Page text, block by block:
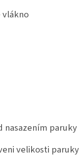
nasazením paruky
velikosti paruky